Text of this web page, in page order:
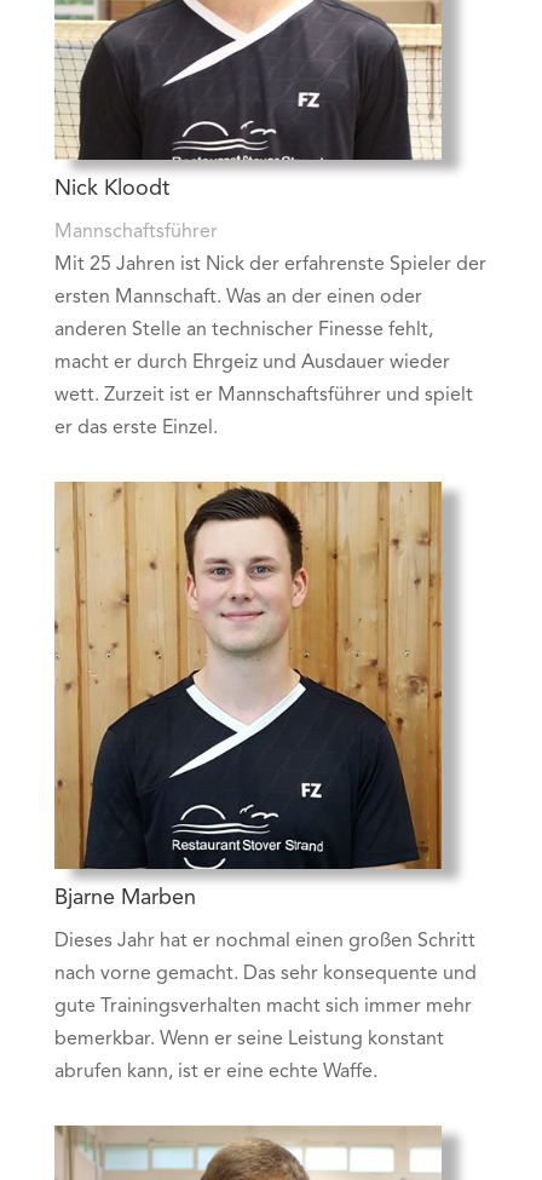
Nick Kloodt
Mannschaftsführer
Mit 25 Jahren ist Nick der erfahrenste Spieler der
ersten Mannschaft. Was an der einen oder
anderen Stelle an technischer Finesse fehlt,
macht er durch Ehrgeiz und Ausdauer wieder
wett. Zurzeit ist er Mannschaftsführer und spielt
er das erste Einzel.
Bjarne Marben
Dieses Jahr hat er nochmal einen großen Schritt
nach vorne gemacht. Das sehr konsequente und
gute Trainingsverhalten macht sich immer mehr
bemerkbar. Wenn er seine Leistung konstant
abrufen kann, ist er eine echte Waffe.